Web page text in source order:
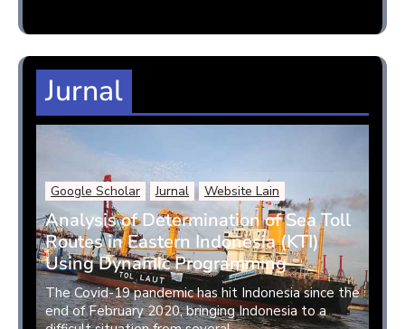
Jurnal
Google Scholar Jurnal Website Lain
Analysis of Determination of Sea Toll
Routes in Eastern Indonesia (KTI)
Using Dynamic Programming
The Covid-19 pandemic has hit Indonesia since the
end of February 2020, bringing Indonesia to a